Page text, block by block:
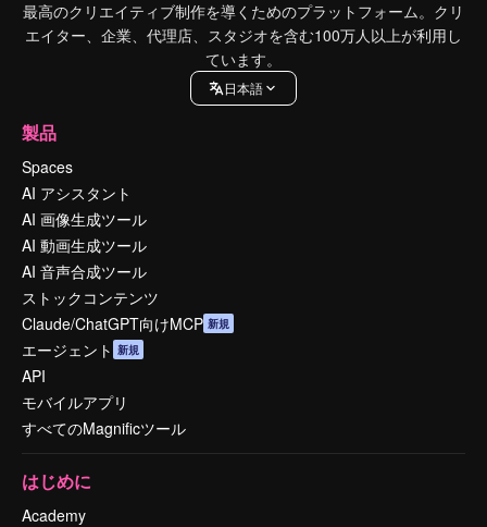
最高のクリエイティブ制作を導くためのプラットフォーム。クリ
エイター、企業、代理店、スタジオを含む100万人以上が利用し
ています。
日本語
製品
Spaces
AI アシスタント
AI 画像生成ツール
AI 動画生成ツール
AI 音声合成ツール
ストックコンテンツ
Claude/ChatGPT向けMCP 新規
エージェント 新規
API
モバイルアプリ
すべてのMagnificツール
はじめに
Academy